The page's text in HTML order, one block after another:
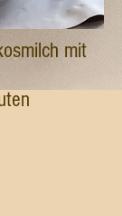
mit